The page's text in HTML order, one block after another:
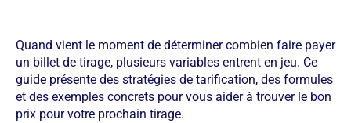
Quand vient le moment de déterminer combien faire payer
un billet de tirage, plusieurs variables entrent en jeu. Ce
guide présente des stratégies de tarification, des formules
et des exemples concrets pour vous aider à trouver le bon
prix pour votre prochain tirage.